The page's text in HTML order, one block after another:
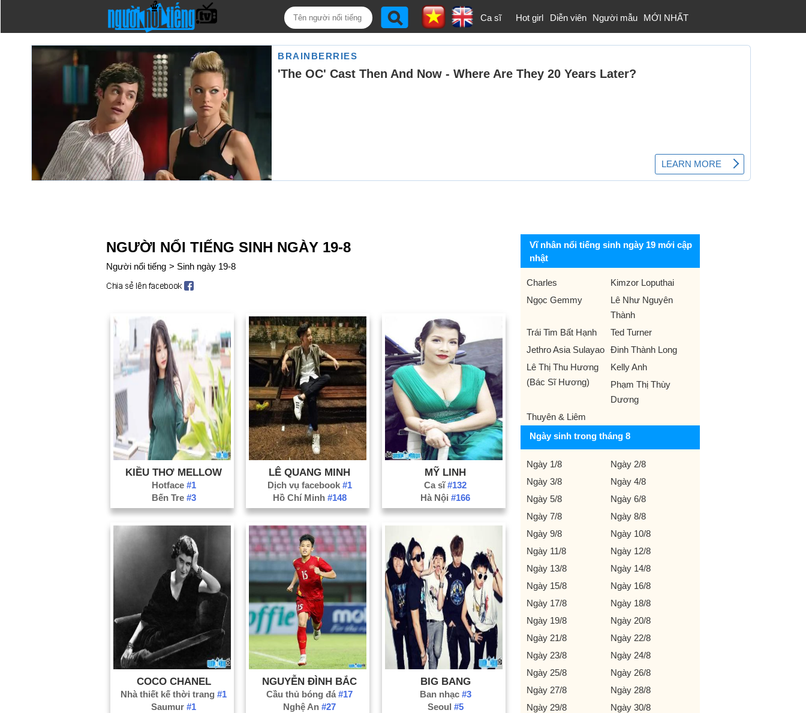
Ca sĩ Hot girl Diễn viên Người mẫu MỚI NHẤT
NGƯỜI NỔI TIẾNG SINH NGÀY 19-8
Người nổi tiếng > Sinh ngày 19-8
KIỀU THƠ MELLOW
Hotface #1
Bến Tre #3
LÊ QUANG MINH
Dịch vụ facebook #1
Hồ Chí Minh #148
MỸ LINH
Ca sĩ#132
Hà Nội#166
COCO CHANEL
Nhà thiết kế thời trang#1
Saumur#1
NGUYỄN ĐÌNH BẮC
Cầu thủ bóng đá#17
Nghệ An#27
BIG BANG
Ban nhạc #3
Seoul #5
Vĩ nhân nổi tiếng sinh ngày 19 mới cập
nhật
Charles
Kimzor Loputhai
Ngọc Gemmy
Lê Như Nguyên
Thành
Trái Tim Bất Hạnh
Ted Turner
Jethro Asia Sulayao Đinh Thành Long
Lê Thị Thu Hương
(Bác Sĩ Hương)
Kelly Anh
Phạm Thị Thùy
Dương
Thuyên & Liêm
Ngày sinh trong tháng 8
Ngày 1/8
Ngày 2/8
Ngày 3/8
Ngày 4/8
Ngày 5/8
Ngày 6/8
Ngày 7/8
Ngày 8/8
Ngày 9/8
Ngày 10/8
Ngày 11/8
Ngày 12/8
Ngày 13/8
Ngày 14/8
Ngày 15/8
Ngày 16/8
Ngày 17/8
Ngày 18/8
Ngày 19/8
Ngày 20/8
Ngày 21/8
Ngày 22/8
Ngày 23/8
Ngày 24/8
Ngày 25/8
Ngày 26/8
Ngày 27/8
Ngày 28/8
Ngày 29/8
Ngày 30/8